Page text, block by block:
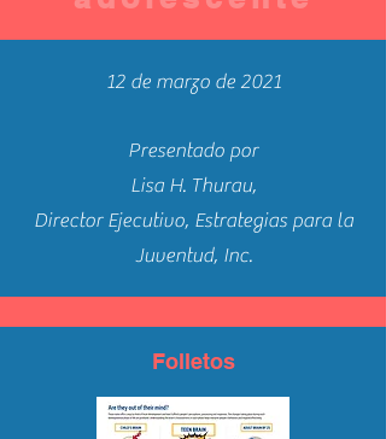
12 de marzo de 2021
Presentado por
Lisa H. Thurau,
Director Ejecutivo, Estrategias para la
Juventud, Inc.
Folletos